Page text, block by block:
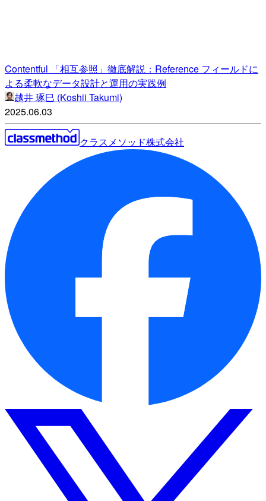
Contentful 「相互参照」徹底解説：Reference フィールドに
よる柔軟なデータ設計と運用の実践例
越井 琢巳 (Koshii Takumi)
2025.06.03
クラスメソッド株式会社